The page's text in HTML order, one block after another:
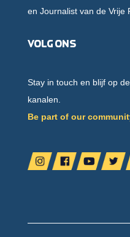
en Journalist van de Vrije
Volg ons
Stay in touch en blijf op
kanalen.
Be part of our